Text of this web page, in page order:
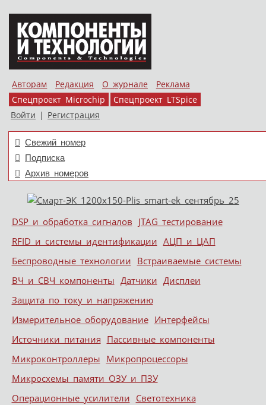
Авторам Редакция О журнале
Реклама
Спецпроект Microchip
Спецпроект LTSpice
Войти | Регистрация
Свежий номер
Подписка
Архив номеров
Меню
Skip to content
DSP и обработка сигналов JTAG тестирование
RFID и системы идентификации АЦП и ЦАП
Беспроводные технологии Встраиваемые системы
ВЧ и СВЧ компоненты Датчики Дисплеи
Защита по току и напряжению
Измерительное оборудование Интерфейсы
Источники питания Пассивные компоненты
Микроконтроллеры Микропроцессоры
Микросхемы памяти ОЗУ и ПЗУ
Операционные усилители Светотехника